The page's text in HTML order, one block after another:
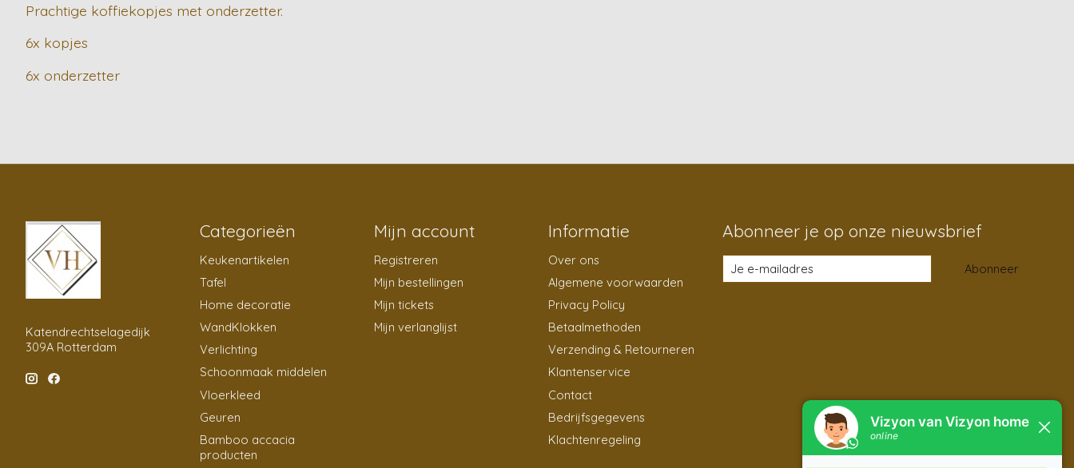
Prachtige koffiekopjes met onderzetter.
6x kopjes
6x onderzetter
Katendrechtselagedijk
309A Rotterdam
Categorieën
Keukenartikelen
Tafel
Home decoratie
WandKlokken
Verlichting
Schoonmaak middelen
Vloerkleed
Geuren
Bamboo accacia
producten
Mijn account
Registreren
Mijn bestellingen
Mijn tickets
Mijn verlanglijst
Informatie
Over ons
Algemene voorwaarden
Privacy Policy
Betaalmethoden
Verzending & Retourneren
Klantenservice
Contact
Bedrijfsgegevens
Klachtenregeling
Abonneer je op onze nieuwsbrief
Abonneer